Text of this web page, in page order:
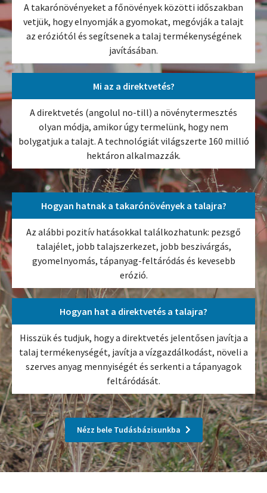
A takarónövényeket a főnövények közötti időszakban
vetjük, hogy elnyomják a gyomokat, megóvják a talajt
az eróziótól és segítsenek a talaj termékenységének
javításában.
Mi az a direktvetés?
A direktvetés (angolul no-till) a növénytermesztés
olyan módja, amikor úgy termelünk, hogy nem
bolygatjuk a talajt. A technológiát világszerte 160 millió
hektáron alkalmazzák.
Hogyan hatnak a takarónövények a talajra?
Az alábbi pozitív hatásokkal találkozhatunk: pezsgő
talajélet, jobb talajszerkezet, jobb beszivárgás,
gyomelnyomás, tápanyag-feltáródás és kevesebb
erózió.
Hogyan hat a direktvetés a talajra?
Hisszük és tudjuk, hogy a direktvetés jelentősen javítja a
talaj termékenységét, javítja a vízgazdálkodást, növeli a
szerves anyag mennyiségét és serkenti a tápanyagok
feltáródását.
Nézz bele Tudásbázisunkba